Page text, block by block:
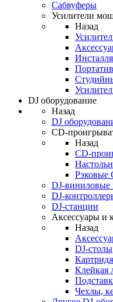
Сабвуферы
Усилители
Назад
DJ оборудование
Назад
DJ
CD-
Назад
CD-
Рэковые
DJ-виниловые
DJ-
DJ-станции
Аксессуары и
Назад
DJ-столы
Клейкая
Чехлы,